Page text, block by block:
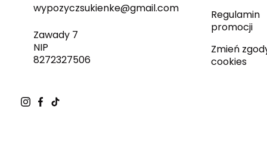
wypozyczsukienke@gmail.com
Zawady 7
NIP
8272327506
Regulamin
promocji
Zmień
cookies